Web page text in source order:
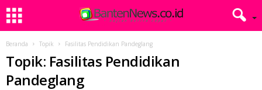
Beranda Topik Fasilitas Pendidikan Pandeglang
Topik: Fasilitas Pendidikan
Pandeglang